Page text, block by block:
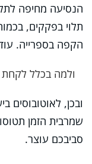
הנסיעה מחיפה
תלוי בפקקים,
הקפה בספרייה.
ולמה בכלל
ובכן, לאוטובוסים
שמרבית הזמן
סביבכם עוצר.